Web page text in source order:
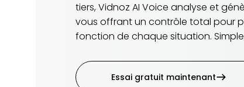
tiers, Vidnoz AI Voice analyse et
vous offrant un contrôle total pour
fonction de chaque situation.
Essai gratuit maintenant